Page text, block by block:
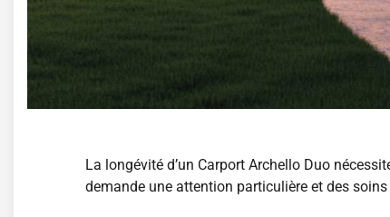
La longévité d’un Carport Archello Duo
demande une attention particulière et des